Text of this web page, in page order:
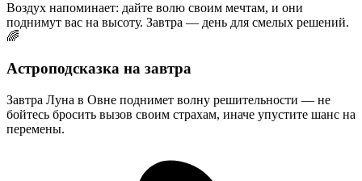
Воздух напоминает: дайте волю своим мечтам, и они
поднимут вас на высоту. Завтра — день для смелых решений.
🌈
Астроподсказка на завтра
Завтра Луна в Овне поднимет волну решительности — не
бойтесь бросить вызов своим страхам, иначе упустите шанс на
перемены.